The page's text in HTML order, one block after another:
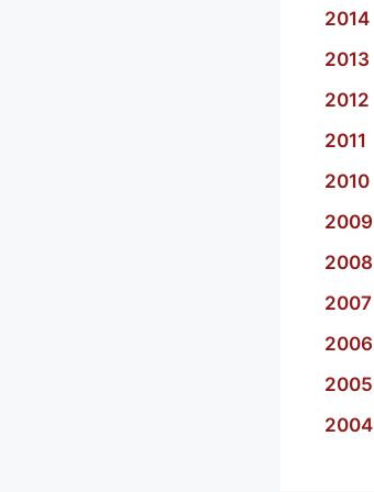
2014
2013
2012
2011
2010
2009
2008
2007
2006
2005
2004